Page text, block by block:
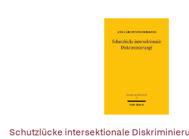
Schutzlücke intersektionale